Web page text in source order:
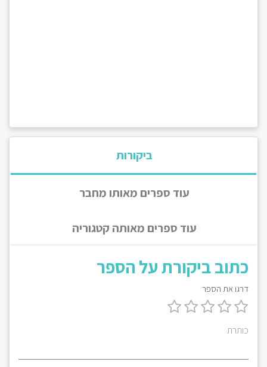
ביקורות
עוד ספרים מאותו מחבר
עוד ספרים מאותה קטגוריה
כתוב ביקורת על הספר
דרגו את הספר
כותרת